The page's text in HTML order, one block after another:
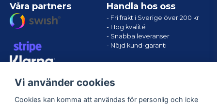
Våra partners Handla hos oss
- Fri frakt i Sverige över 200 kr
- Hög kvalité
- Snabba leveranser
- Nöjd kund-garanti
Vi använder cookies
Cookies kan komma att användas för personlig och icke